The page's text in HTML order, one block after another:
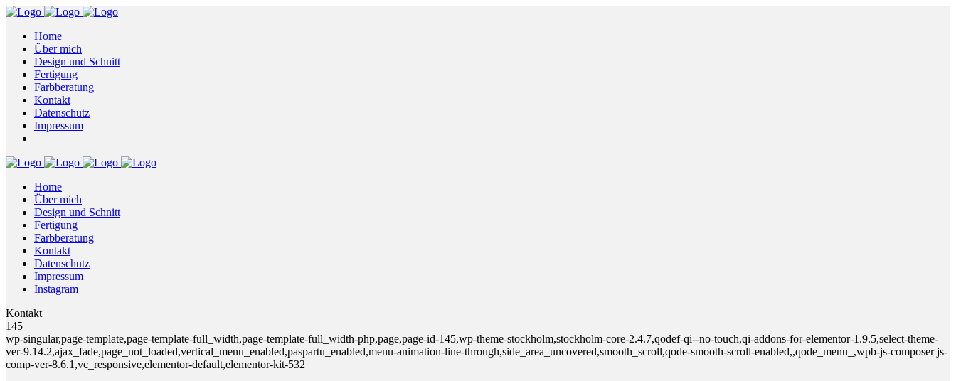
Home
Über mich
Design und Schnitt
Fertigung
Farbberatung
Kontakt
Datenschutz
Impressum
Home
Über mich
Design und Schnitt
Fertigung
Farbberatung
Kontakt
Datenschutz
Impressum
Instagram
Kontakt
145
wp-singular,page-template,page-template-full_width,page-template-full_width-php,page,page-id-145,wp-theme-stockholm,stockholm-core-2.4.7,qodef-qi--no-touch,qi-addons-for-elementor-1.9.5,select-theme-
ver-9.14.2,ajax_fade,page_not_loaded,vertical_menu_enabled,paspartu_enabled,menu-animation-line-through,side_area_uncovered,smooth_scroll,qode-smooth-scroll-enabled,,qode_menu_,wpb-js-composer js-
comp-ver-8.6.1,vc_responsive,elementor-default,elementor-kit-532